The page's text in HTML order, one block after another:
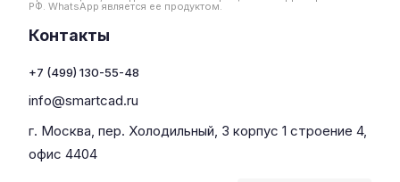
РФ. WhatsApp является ее продуктом.
Контакты
+7 (499) 130-55-48
info@smartcad.ru
г. Москва, пер. Холодильный, 3 корпус 1 строение 4,
офис 4404